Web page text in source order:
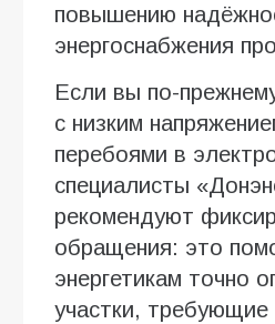
повышению
энергоснабжения
Если вы по-
с низким
перебоями в
специалисты
рекомендуют
обращения: это
энергетикам точно
участки, требующие